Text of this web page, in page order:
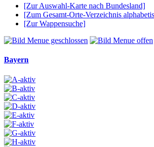
[Zur Auswahl-Karte nach Bundesland]
[Zum Gesamt-Orte-Verzeichnis
[Zur Wappensuche]
Bayern